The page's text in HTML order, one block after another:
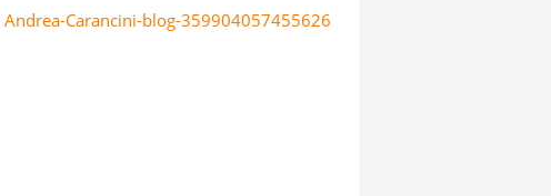
Andrea-Carancini-blog-359904057455626